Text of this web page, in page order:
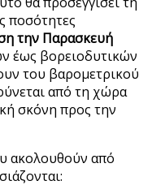
ποσότητες
την Παρασκευή
έως βορειοδυτικών
του βαρομετρικού
από τη χώρα
σκόνη προς την
ακολουθούν από